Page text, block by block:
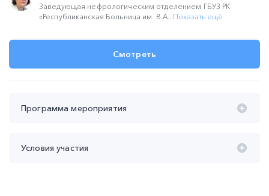
Заведующая нефрологическим отделением ГБУЗ РК
«Республиканская Больница им. В.А...Показать ещё
Смотреть
Программа мероприятия
Условия участия